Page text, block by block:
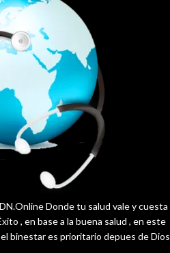
Donde tu salud vale y cuesta
, en base a la buena salud , en este
binestar es prioritario depues de Dios